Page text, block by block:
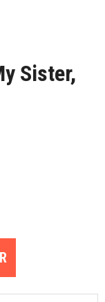
Sister,